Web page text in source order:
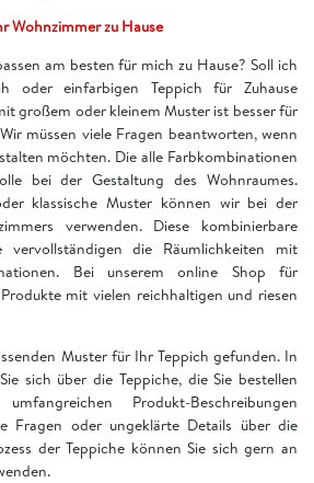
Wohnzimmer zu Hause
am besten für mich zu Hause? Soll ich
oder einfarbigen Teppich für Zuhause
großem oder kleinem Muster ist besser für
müssen viele Fragen beantworten, wenn
möchten. Die alle Farbkombinationen
bei der Gestaltung des Wohnraumes.
klassische Muster können wir bei der
verwenden. Diese kombinierbare
vervollständigen die Räumlichkeiten mit
Bei unserem online Shop für
mit vielen reichhaltigen und riesen
Muster für Ihr Teppich gefunden. In
sich über die Teppiche, die Sie bestellen
Produkt-Beschreibungen
Fragen oder ungeklärte Details über die
der Teppiche können Sie sich gern an